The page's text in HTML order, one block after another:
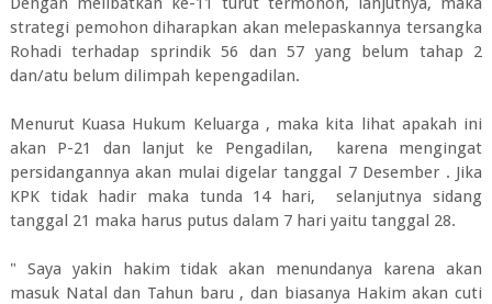
strategi pemohon diharapkan akan melepaskannya tersangka
Rohadi terhadap sprindik 56 dan 57 yang belum tahap 2
dan/atu belum dilimpah kepengadilan.
Menurut Kuasa Hukum Keluarga , maka kita lihat apakah ini
akan P-21 dan lanjut ke Pengadilan, karena mengingat
persidangannya akan mulai digelar tanggal 7 Desember . Jika
KPK tidak hadir maka tunda 14 hari, selanjutnya sidang
tanggal 21 maka harus putus dalam 7 hari yaitu tanggal 28.
" Saya yakin hakim tidak akan menundanya karena akan
masuk Natal dan Tahun baru , dan biasanya Hakim akan cuti